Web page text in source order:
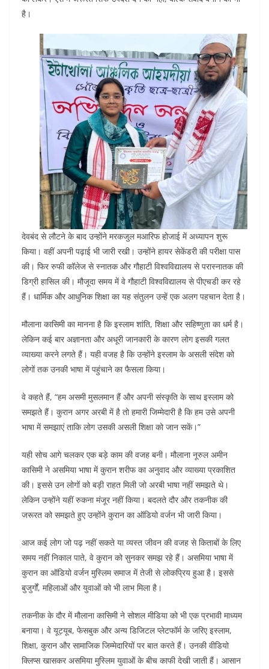
है।
देवबंद से लौटने के बाद उन्होंने मरकजुल मआरिफ होजाई में अध्यापन शुरू
किया। वहीं अपनी पढ़ाई भी जारी रखी। उन्होंने हायर सेकेंडरी की परीक्षा पास
की। फिर रुफी कॉलेज से स्नातक और गौहाटी विश्वविद्यालय से परास्नातक की
डिग्री हासिल की। मौजूदा समय में वे गौहाटी विश्वविद्यालय से पीएचडी कर रहे
हैं। धार्मिक और आधुनिक शिक्षा का यह संतुलन उन्हें एक अलग पहचान देता है।
मौलाना कासिमी का मानना है कि इस्लाम शांति, शिक्षा और सहिष्णुता का धर्म है।
लेकिन कई बार अज्ञानता और अधूरी जानकारी के कारण लोग इसकी गलत
व्याख्या करने लगते हैं। यही वजह है कि उन्होंने इस्लाम के असली संदेश को
लोगों तक उनकी भाषा में पहुंचाने का फैसला किया।
वे कहते हैं, “हम असमी मुसलमान हैं और अपनी संस्कृति के साथ इस्लाम को
समझते हैं। कुरान अगर अरबी में है तो हमारी जिम्मेदारी है कि हम उसे अपनी
भाषा में समझाएं ताकि लोग उसकी असली शिक्षा को जान सकें।”
यही सोच आगे चलकर एक बड़े काम की वजह बनी। मौलाना नूरुल अमीन
कासिमी ने असमिया भाषा में कुरान शरीफ का अनुवाद और व्याख्या प्रकाशित
की। इससे उन लोगों को बड़ी राहत मिली जो अरबी भाषा नहीं समझते थे।
लेकिन उन्होंने यहीं रुकना मंजूर नहीं किया। बदलते दौर और तकनीक की
जरूरत को समझते हुए उन्होंने कुरान का ऑडियो वर्जन भी जारी किया।
आज कई लोग जो पढ़ नहीं सकते या व्यस्त जीवन की वजह से किताबों के लिए
समय नहीं निकाल पाते, वे कुरान को सुनकर समझ रहे हैं। असमिया भाषा में
कुरान का ऑडियो वर्जन मुस्लिम समाज में तेजी से लोकप्रिय हुआ है। इससे
बुजुर्गों, महिलाओं और युवाओं को भी लाभ मिला है।
तकनीक के दौर में मौलाना कासिमी ने सोशल मीडिया को भी एक प्रभावी माध्यम
बनाया। वे यूट्यूब, फेसबुक और अन्य डिजिटल प्लेटफॉर्म के जरिए इस्लाम,
शिक्षा, कुरान और सामाजिक जिम्मेदारियों पर बात करते हैं। उनकी वीडियो
क्लिप्स खासकर असमिया मुस्लिम युवाओं के बीच काफी देखी जाती हैं। आसान